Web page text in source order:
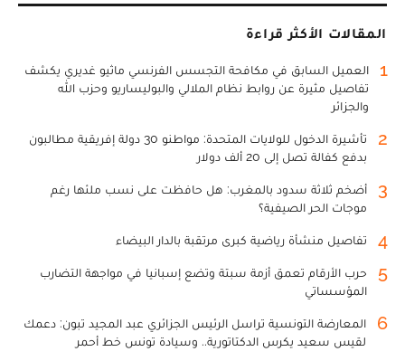
المقالات الأكثر قراءة
1
العميل السابق في مكافحة التجسس الفرنسي ماثيو غديري يكشف
تفاصيل مثيرة عن روابط نظام الملالي والبوليساريو وحزب الله
والجزائر
2
تأشيرة الدخول للولايات المتحدة: مواطنو 30 دولة إفريقية مطالبون
بدفع كفالة تصل إلى 20 ألف دولار
3
أضخم ثلاثة سدود بالمغرب: هل حافظت على نسب ملئها رغم
موجات الحر الصيفية؟
4 تفاصيل منشأة رياضية كبرى مرتقبة بالدار البيضاء
5
حرب الأرقام تعمق أزمة سبتة وتضع إسبانيا في مواجهة التضارب
المؤسساتي
6
المعارضة التونسية تراسل الرئيس الجزائري عبد المجيد تبون: دعمك
لقيس سعيد يكرس الدكتاتورية.. وسيادة تونس خط أحمر